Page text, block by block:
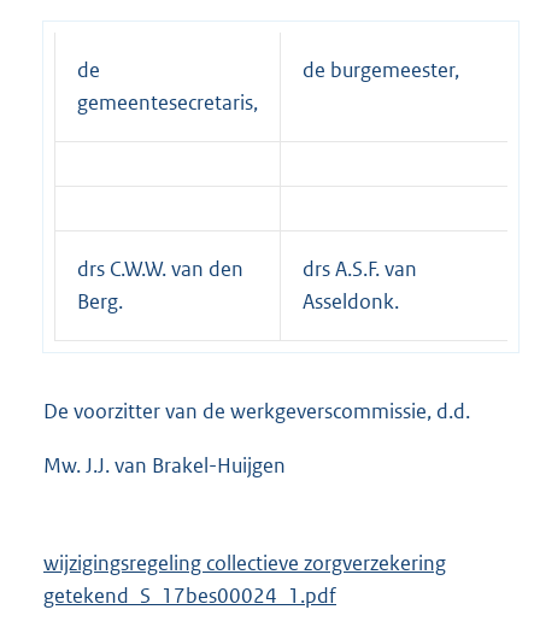
de
gemeentesecretaris,
de burgemeester,
drs C.W.W. van den
Berg.
drs A.S.F. van
Asseldonk.
De voorzitter van de werkgeverscommissie, d.d.
Mw. J.J. van Brakel-Huijgen
wijzigingsregeling collectieve zorgverzekering
getekend_S_17bes00024_1.pdf